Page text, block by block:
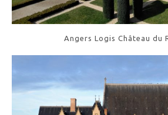
Angers Logis Château du